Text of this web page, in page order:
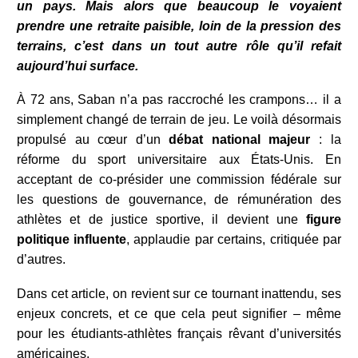
un pays. Mais alors que beaucoup le voyaient
prendre une retraite paisible, loin de la pression des
terrains, c’est dans un tout autre rôle qu’il refait
aujourd’hui surface.
À 72 ans, Saban n’a pas raccroché les crampons… il a
simplement changé de terrain de jeu. Le voilà désormais
propulsé au cœur d’un débat national majeur : la
réforme du sport universitaire aux États-Unis. En
acceptant de co-présider une commission fédérale sur
les questions de gouvernance, de rémunération des
athlètes et de justice sportive, il devient une figure
politique influente, applaudie par certains, critiquée par
d’autres.
Dans cet article, on revient sur ce tournant inattendu, ses
enjeux concrets, et ce que cela peut signifier – même
pour les étudiants-athlètes français rêvant d’universités
américaines.